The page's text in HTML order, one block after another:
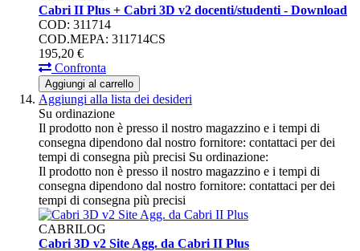
Cabri II Plus + Cabri 3D v2 docenti/studenti - Download
COD: 311714
COD.MEPA: 311714CS
195,20 €
Confronta
Aggiungi al carrello
Aggiungi alla lista dei desideri
Su ordinazione
Il prodotto non è presso il nostro magazzino e i tempi di
consegna dipendono dal nostro fornitore: contattaci per dei
tempi di consegna più precisi Su ordinazione:
Il prodotto non è presso il nostro magazzino e i tempi di
consegna dipendono dal nostro fornitore: contattaci per dei
tempi di consegna più precisi
CABRILOG
Cabri 3D v2 Site Agg. da Cabri II Plus